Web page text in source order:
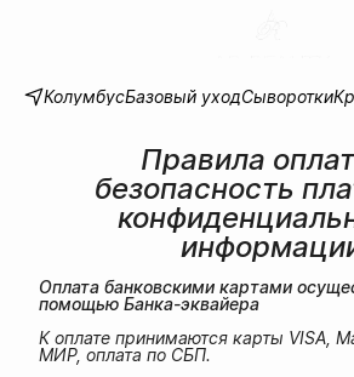
КолумбусБазовый уходСыворотки
Правила
безопасность
Оплата банковскими картами
помощью Банка-эквайера
К оплате принимаются карты VISA,
МИР, оплата по СБП.